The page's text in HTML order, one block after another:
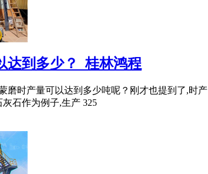
达到多少？_桂林鸿程
磨时产量可以达到多少吨呢？刚才也提到了,
石作为例子,生产 325